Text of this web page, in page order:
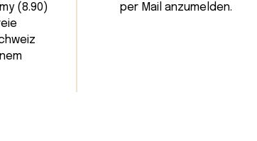
(8.90)
per Mail anzumelden.